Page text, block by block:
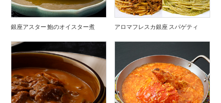
銀座アスター 鮑のオイスター煮 アロマフレスカ銀座 スパゲティ